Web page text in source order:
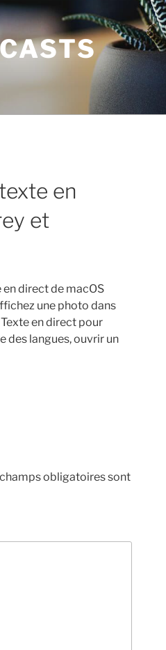
en
et
direct de macOS
une photo dans
en direct pour
des langues, ouvrir un
obligatoires sont